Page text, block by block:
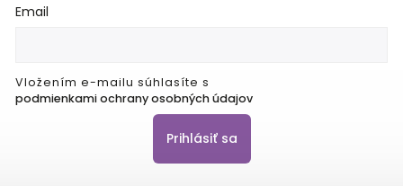
Email
Vložením e-mailu súhlasíte s
podmienkami ochrany osobných údajov
Prihlásiť sa